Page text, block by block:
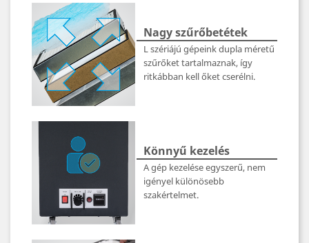
Nagy szűrőbetétek
L szériájú gépeink dupla méretű
szűrőket tartalmaznak, így
ritkábban kell őket cserélni.
Könnyű kezelés
A gép kezelése egyszerű, nem
igényel különösebb
szakértelmet.